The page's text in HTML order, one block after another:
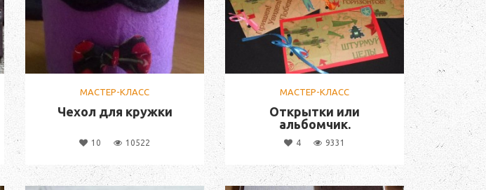
МАСТЕР-КЛАСС
Чехол для кружки
10 10522
МАСТЕР-КЛАСС
Открытки или
альбомчик.
4 9331